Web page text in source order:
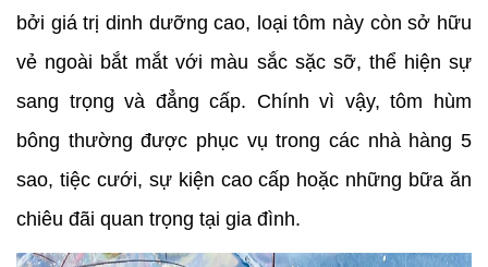
bởi giá trị dinh dưỡng cao, loại tôm này còn sở hữu
vẻ ngoài bắt mắt với màu sắc sặc sỡ, thể hiện sự
sang trọng và đẳng cấp. Chính vì vậy, tôm hùm
bông thường được phục vụ trong các nhà hàng 5
sao, tiệc cưới, sự kiện cao cấp hoặc những bữa ăn
chiêu đãi quan trọng tại gia đình.